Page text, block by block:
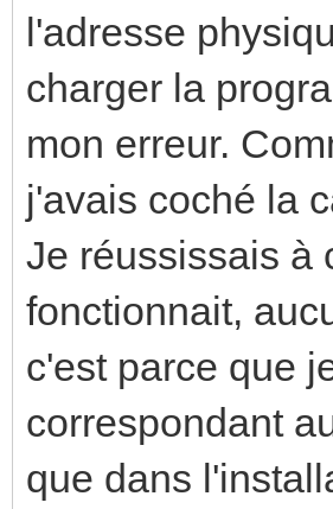
l'adresse
charger la
mon erreur.
j'avais coché la
Je réussissais à
fonctionnait,
c'est parce que
correspondant
que dans